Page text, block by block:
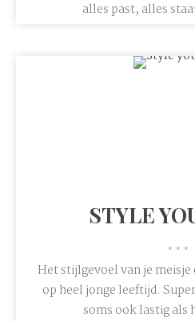
alles past, alles
STYLE
•••
Het stijlgevoel van je
op heel jonge leeftijd.
soms ook lastig als